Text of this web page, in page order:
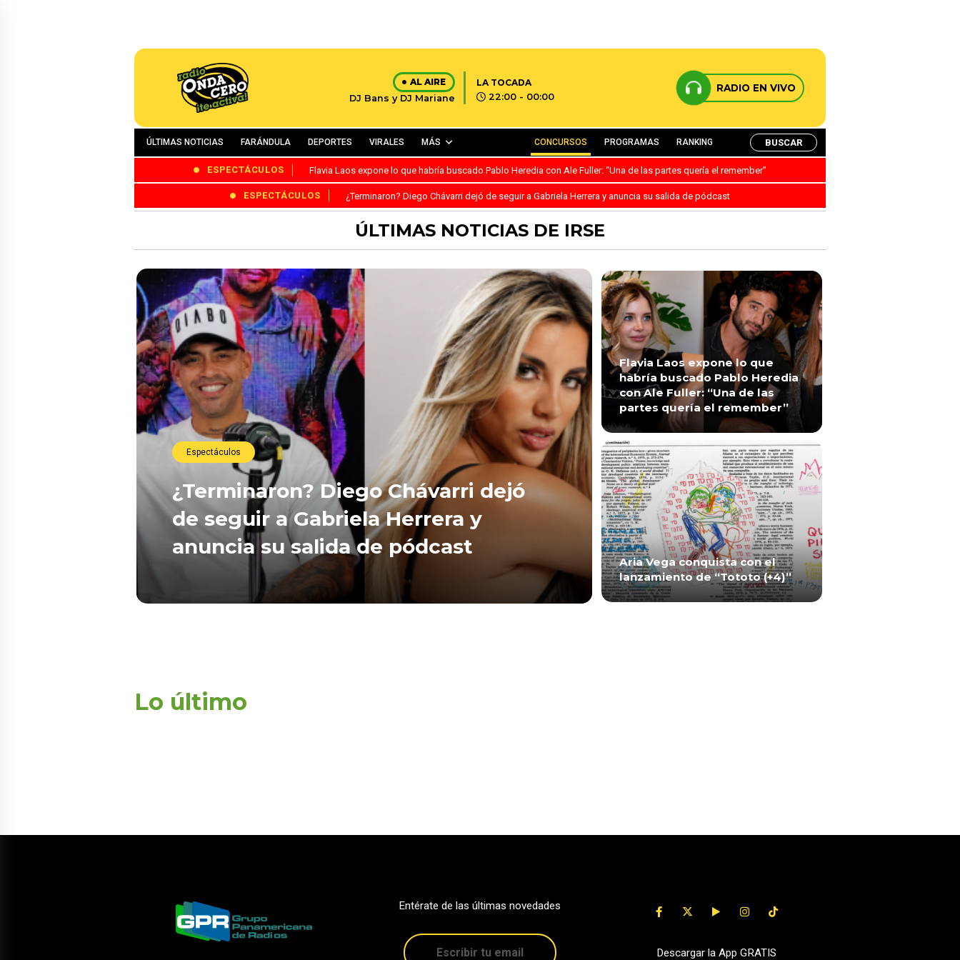
AL AIRE
DJ Bans y DJ Mariane
LA TOCADA
22:00 - 00:00
RADIO EN VIVO
ÚLTIMAS NOTICIAS FARÁNDULA DEPORTES VIRALES MÁS CONCURSOS PROGRAMAS RANKING BUSCAR
ESPECTÁCULOS Flavia Laos expone lo que habría buscado Pablo Heredia con Ale Fuller: “Una de las partes quería el remember”
ESPECTÁCULOS ¿Terminaron? Diego Chávarri dejó de seguir a Gabriela Herrera y anuncia su salida de pódcast
ÚLTIMAS NOTICIAS DE IRSE
Espectáculos
¿Terminaron? Diego Chávarri dejó
de seguir a Gabriela Herrera y
anuncia su salida de pódcast
Flavia Laos expone lo que
habría buscado Pablo Heredia
con Ale Fuller: “Una de las
partes quería el remember”
Aria Vega conquista con el
lanzamiento de “Tototo (+4)”
Lo último
Entérate de las últimas novedades
Descargar la App GRATIS